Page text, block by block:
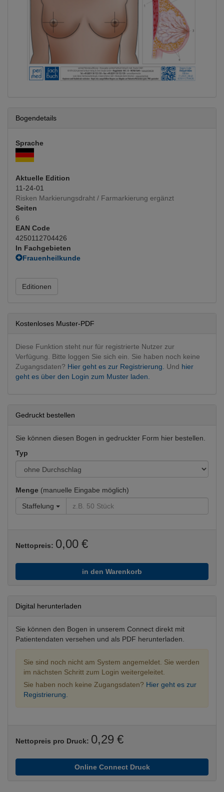
Bogendetails
Sprache
Aktuelle Edition
11-24-01
Risken Markierungsdraht / Farmarkierung ergänzt
Seiten
6
EAN Code
4250112704426
In Fachgebieten
Frauenheilkunde
Editionen
Kostenloses Muster-PDF
Diese Funktion steht nur für registrierte Nutzer zur
Verfügung. Bitte loggen Sie sich ein. Sie haben noch keine
Zugangsdaten? Hier geht es zur Registrierung. Und hier
geht es über den Login zum Muster laden.
Gedruckt bestellen
Sie können diesen Bogen in gedruckter Form hier bestellen.
Typ
Menge (manuelle Eingabe möglich)
Staffelung
Nettopreis: 0,00 €
in den Warenkorb
Digital herunterladen
Sie können den Bogen in unserem Connect direkt mit
Patientendaten versehen und als PDF herunterladen.
Sie sind noch nicht am System angemeldet. Sie werden
im nächsten Schritt zum Login weitergeleitet.
Sie haben noch keine Zugangsdaten? Hier geht es zur
Registrierung.
Nettopreis pro Druck: 0,29 €
Online Connect Druck